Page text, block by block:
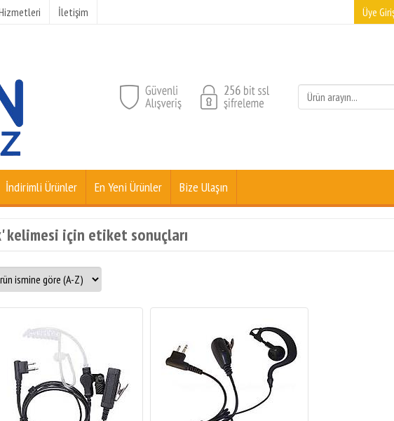
İletişim Üye
İndirimli Ürünler En Yeni Ürünler Bize Ulaşın
kelimesi için etiket sonuçları